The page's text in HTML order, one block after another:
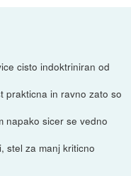
cisto indoktriniran od
prakticna in ravno zato so
napako sicer se vedno
stel za manj kriticno